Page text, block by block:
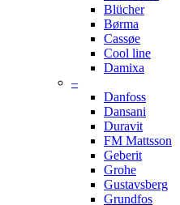
Blücher
Børma
Cassøe
Cool line
Damixa
–
Danfoss
Dansani
Duravit
FM Mattsson
Geberit
Grohe
Gustavsberg
Grundfos